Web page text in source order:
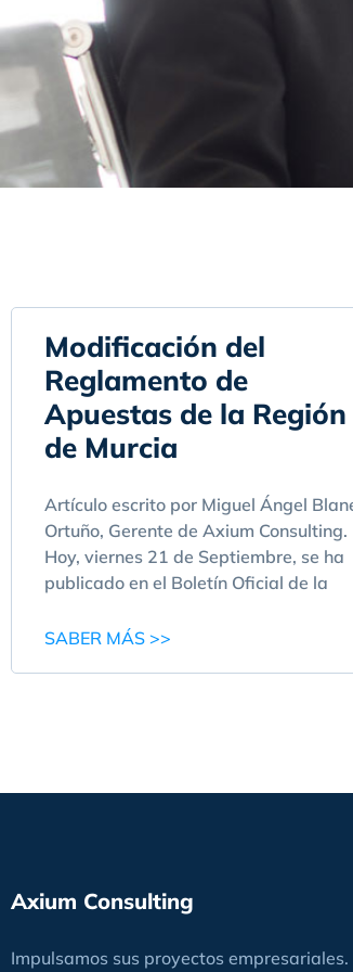
Modificación del
Reglamento de
Apuestas de la Región
de Murcia
Artículo escrito por Miguel Ángel
Ortuño, Gerente de Axium Consulting.
Hoy, viernes 21 de Septiembre, se ha
publicado en el Boletín Oficial de la
SABER MÁS >>
Axium Consulting
Impulsamos sus proyectos empresariales.